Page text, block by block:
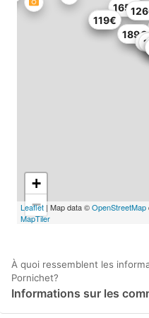
68€
71€
119€
165€
189€
+
−
Leaflet | Map data ©OpenStreetMap
MapTiler
À quoi ressemblent les
Pornichet?
Informations sur les